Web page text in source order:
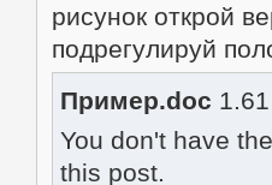
рисунок открой
подрегулируй
Пример.doc
You don't have
this post.